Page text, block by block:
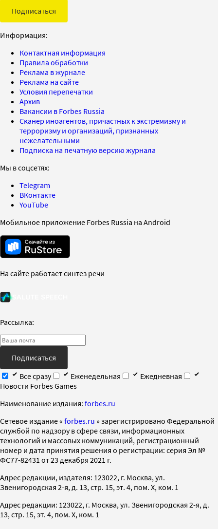
Подписаться
Информация:
Контактная информация
Правила обработки
Реклама в журнале
Реклама на сайте
Условия перепечатки
Архив
Вакансии в Forbes Russia
Сканер иноагентов, причастных к экстремизму и
терроризму и организаций, признанных
нежелательными
Подписка на печатную версию журнала
Мы в соцсетях:
Telegram
ВКонтакте
YouTube
Мобильное приложение Forbes Russia на Android
На сайте работает синтез речи
Рассылка:
Подписаться
Все сразу
Еженедельная
Ежедневная
Новости Forbes Games
Наименование издания: forbes.ru
Cетевое издание « forbes.ru » зарегистрировано Федеральной
службой по надзору в сфере связи, информационных
технологий и массовых коммуникаций, регистрационный
номер и дата принятия решения о регистрации: серия Эл №
ФС77-82431 от 23 декабря 2021 г.
Адрес редакции, издателя: 123022, г. Москва, ул.
Звенигородская 2-я, д. 13, стр. 15, эт. 4, пом. X, ком. 1
Адрес редакции: 123022, г. Москва, ул. Звенигородская 2-я, д.
13, стр. 15, эт. 4, пом. X, ком. 1